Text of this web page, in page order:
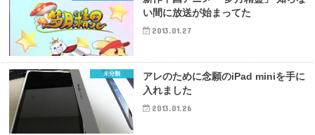
い間に放送が始まってた
2013.01.27
未分類
アレのために念願のiPad miniを手に
入れました
2013.01.26